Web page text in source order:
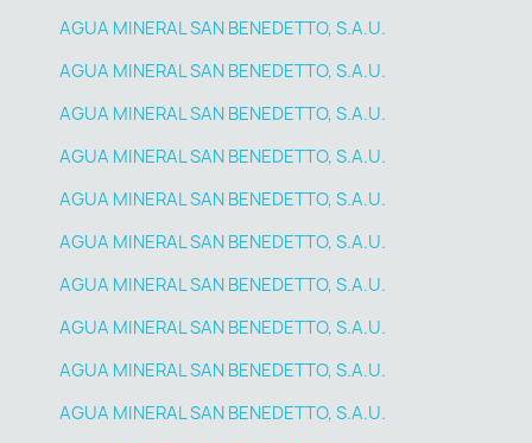
AGUA MINERAL SAN BENEDETTO, S.A.U.
AGUA MINERAL SAN BENEDETTO, S.A.U.
AGUA MINERAL SAN BENEDETTO, S.A.U.
AGUA MINERAL SAN BENEDETTO, S.A.U.
AGUA MINERAL SAN BENEDETTO, S.A.U.
AGUA MINERAL SAN BENEDETTO, S.A.U.
AGUA MINERAL SAN BENEDETTO, S.A.U.
AGUA MINERAL SAN BENEDETTO, S.A.U.
AGUA MINERAL SAN BENEDETTO, S.A.U.
AGUA MINERAL SAN BENEDETTO, S.A.U.